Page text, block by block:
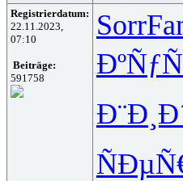
Registrierdatum:
22.11.2023,
07:10
Beiträge:
591758
Sorr